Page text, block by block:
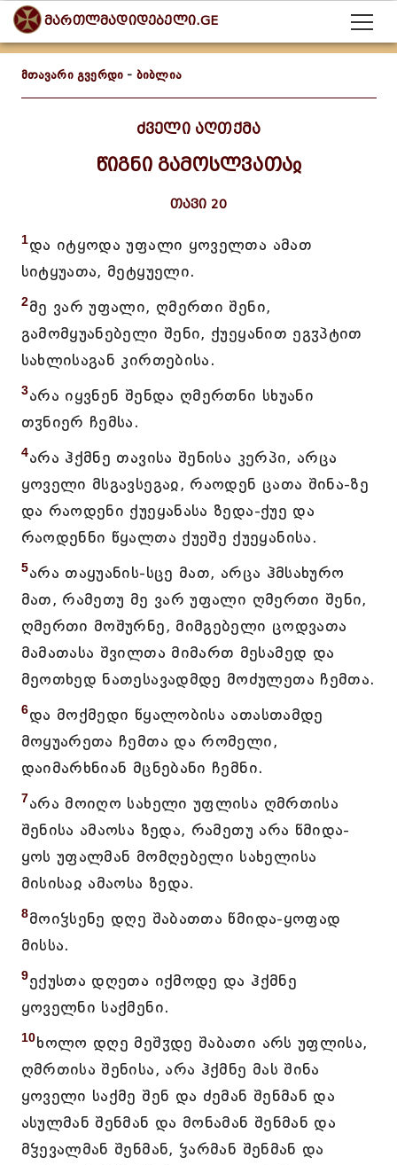
მართლმადიდებელი.GE
მთავარი გვერდი - ბიბლია
ძველი აღთქმა
წიგნი გამოსლვათაჲ
თავი 20
1და იტყოდა უფალი ყოველთა ამათ
სიტყუათა, მეტყუელი.
2მე ვარ უფალი, ღმერთი შენი,
გამომყუანებელი შენი, ქუეყანით ეგჳპტით
სახლისაგან კირთებისა.
3არა იყვნენ შენდა ღმერთნი სხუანი
თჳნიერ ჩემსა.
4არა ჰქმნე თავისა შენისა კერპი, არცა
ყოველი მსგავსეგაჲ, რაოდენ ცათა შინა-ზე
და რაოდენი ქუეყანასა ზედა-ქუე და
რაოდენნი წყალთა ქუეშე ქუეყანისა.
5არა თაყუანის-სცე მათ, არცა ჰმსახურო
მათ, რამეთუ მე ვარ უფალი ღმერთი შენი,
ღმერთი მოშურნე, მიმგებელი ცოდვათა
მამათასა შვილთა მიმართ მესამედ და
მეოთხედ ნათესავადმდე მოძულეთა ჩემთა.
6და მოქმედი წყალობისა ათასთამდე
მოყუარეთა ჩემთა და რომელი,
დაიმარხნიან მცნებანი ჩემნი.
7არა მოიღო სახელი უფლისა ღმრთისა
შენისა ამაოსა ზედა, რამეთუ არა წმიდა-
ყოს უფალმან მომღებელი სახელისა
მისისაჲ ამაოსა ზედა.
8მოიჴსენე დღე შაბათთა წმიდა-ყოფად
მისსა.
9ექუსთა დღეთა იქმოდე და ჰქმნე
ყოველნი საქმენი.
10ხოლო დღე მეშჳდე შაბათი არს უფლისა,
ღმრთისა შენისა, არა ჰქმნე მას შინა
ყოველი საქმე შენ და ძემან შენმან და
ასულმან შენმან და მონამან შენმან და
მჴევალმან შენმან, ჴარმან შენმან და